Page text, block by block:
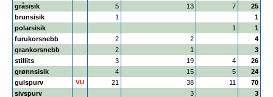
gråsisik
5 13 7
25
brunsisik
1
1
polarsisik
1
1
furukorsnebb
2 2
4
grankorsnebb
2 1
3
stillits
3 19 4
26
grønnsisik
4 15 5
24
gulspurv
VU 21 38 11
70
sivspurv
3 3